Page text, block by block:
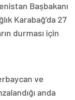
Başbakanı
Karabağ’da 27
durması için
ve
anda